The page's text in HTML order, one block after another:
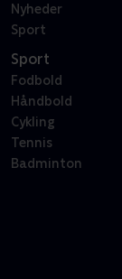
Nyheder
Sport
Sport
Fodbold
Håndbold
Cykling
Tennis
Badminton